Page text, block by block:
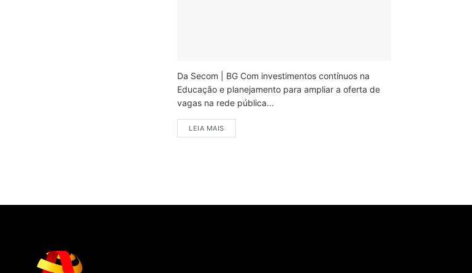
Da Secom | BG Com investimentos contínuos na
Educação e planejamento para ampliar a oferta de
vagas na rede pública...
LEIA MAIS